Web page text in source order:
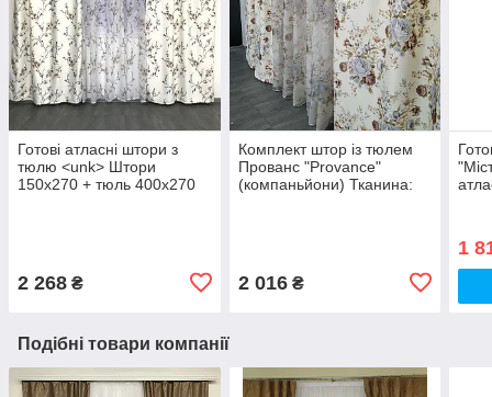
Готові атласні штори з
тюлю <unk> Штори
150x270 + тюль 400x270
2 268 ₴
Комплект штор із тюлем
Прованс "Provance"
(компаньйони) Тканина:
2 016₴
1
Подібні товари компанії